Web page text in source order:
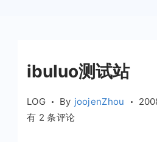
ibuluo测试站
LOG By joojenZhou
ibuluo
有 2 条评论